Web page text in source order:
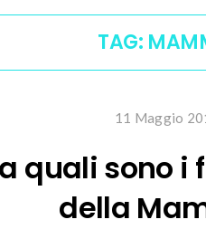
TAG:
11 Maggio
quali sono i
della